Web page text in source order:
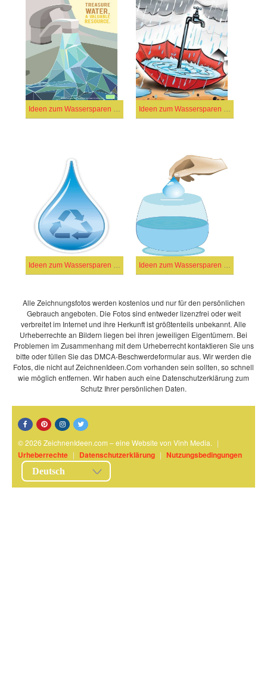
Ideen zum Wassersparen (8) Ideen zum Wassersparen (2)
Ideen zum Wassersparen (23) Ideen zum Wassersparen (42)
Alle Zeichnungsfotos werden kostenlos und nur für den persönlichen
Gebrauch angeboten. Die Fotos sind entweder lizenzfrei oder weit
verbreitet im Internet und ihre Herkunft ist größtenteils unbekannt. Alle
Urheberrechte an Bildern liegen bei ihren jeweiligen Eigentümern. Bei
Problemen im Zusammenhang mit dem Urheberrecht kontaktieren Sie uns
bitte oder füllen Sie das DMCA-Beschwerdeformular aus. Wir werden die
Fotos, die nicht auf ZeichnenIdeen.Com vorhanden sein sollten, so schnell
wie möglich entfernen. Wir haben auch eine Datenschutzerklärung zum
Schutz Ihrer persönlichen Daten.
© 2026 ZeichnenIdeen.com – eine Website von Vinh Media. |
Urheberrechte | Datenschutzerklärung | Nutzungsbedingungen
Deutsch